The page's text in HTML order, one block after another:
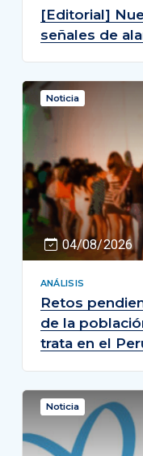
[Editorial]
señales de
Noticia
04/08/2026
ANÁLISIS
Retos
de la
trata en el
Noticia